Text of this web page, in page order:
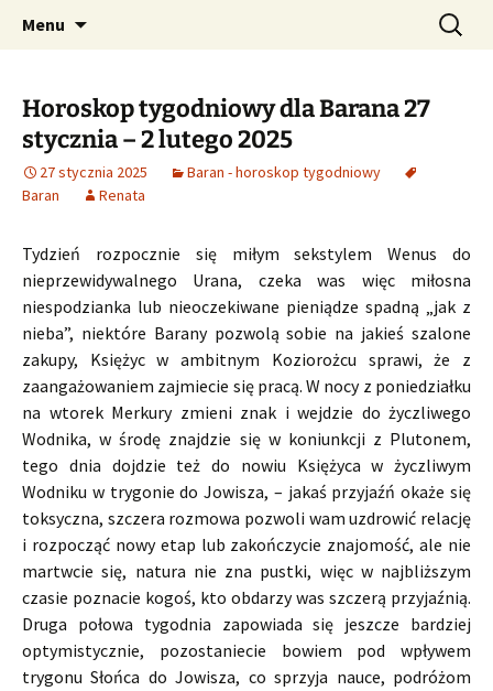
CzaroMarowy horoskop
dzienny, miesięczny i
tygodniowy
Profesjonalne przepowiednie astrologiczne
Menu Szukaj:
Horoskop tygodniowy dla Barana 27
stycznia – 2 lutego 2025
27 stycznia 2025
Baran - horoskop tygodniowy
Baran
Renata
Tydzień rozpocznie się miłym sekstylem Wenus do
nieprzewidywalnego Urana, czeka was więc miłosna
niespodzianka lub nieoczekiwane pieniądze spadną „jak z
nieba”, niektóre Barany pozwolą sobie na jakieś szalone
zakupy, Księżyc w ambitnym Koziorożcu sprawi, że z
zaangażowaniem zajmiecie się pracą. W nocy z poniedziałku
na wtorek Merkury zmieni znak i wejdzie do życzliwego
Wodnika, w środę znajdzie się w koniunkcji z Plutonem,
tego dnia dojdzie też do nowiu Księżyca w życzliwym
Wodniku w trygonie do Jowisza, – jakaś przyjaźń okaże się
toksyczna, szczera rozmowa pozwoli wam uzdrowić relację
i rozpocząć nowy etap lub zakończycie znajomość, ale nie
martwcie się, natura nie zna pustki, więc w najbliższym
czasie poznacie kogoś, kto obdarzy was szczerą przyjaźnią.
Druga połowa tygodnia zapowiada się jeszcze bardziej
optymistycznie, pozostaniecie bowiem pod wpływem
trygonu Słońca do Jowisza, co sprzyja nauce, podróżom